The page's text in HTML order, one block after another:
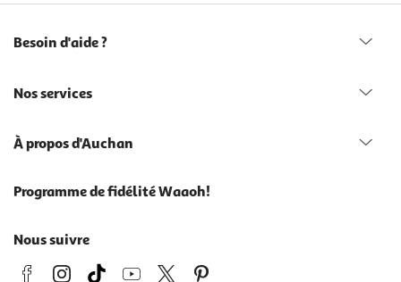
Besoin d'aide ?
Nos services
À propos d'Auchan
Programme de fidélité Waaoh!
Nous suivre